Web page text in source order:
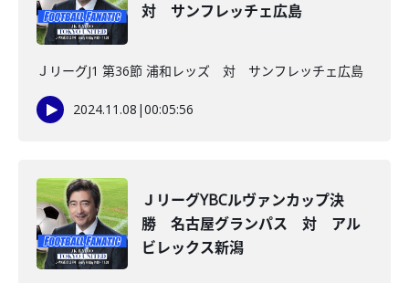
対 サンフレッチェ広島
ＪリーグJ1 第36節 浦和レッズ 対 サンフレッチェ広島
2024.11.08 |00:05:56
ＪリーグYBCルヴァンカップ決
勝 名古屋グランパス 対 アル
ビレックス新潟